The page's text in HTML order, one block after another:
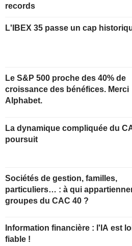
records
L'IBEX 35 passe un cap
Le S&P 500 proche des 40% de
croissance des bénéfices. Merci
Alphabet.
La dynamique compliquée du
poursuit
Sociétés de gestion, familles,
particuliers… : à qui
groupes du CAC 40 ?
Information financière : l'IA est
fiable !